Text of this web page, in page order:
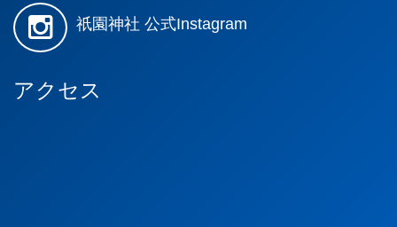
祇園神社 公式Instagram
アクセス